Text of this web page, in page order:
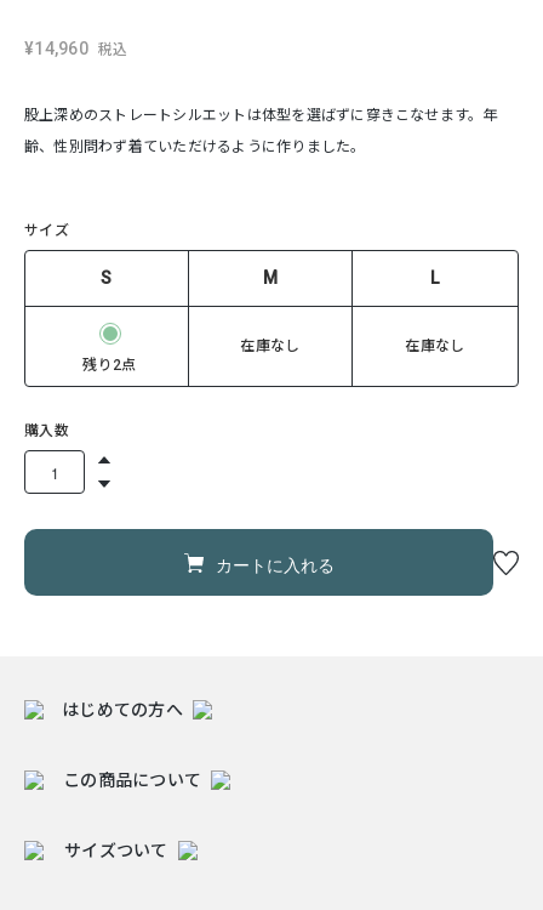
¥14,960 税込
股上深めのストレートシルエットは体型を選ばずに穿きこなせます。年
齢、性別問わず着ていただけるように作りました。
サイズ
S M L
残り2点
在庫なし 在庫なし
購入数
カートに入れる
はじめての方へ
この商品について
サイズついて